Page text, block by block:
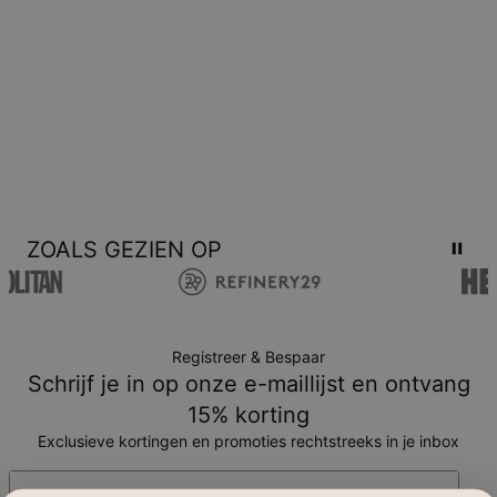
ZOALS GEZIEN OP
Registreer & Bespaar
Schrijf je in op onze e-maillijst en ontvang
15% korting
Exclusieve kortingen en promoties rechtstreeks in je inbox